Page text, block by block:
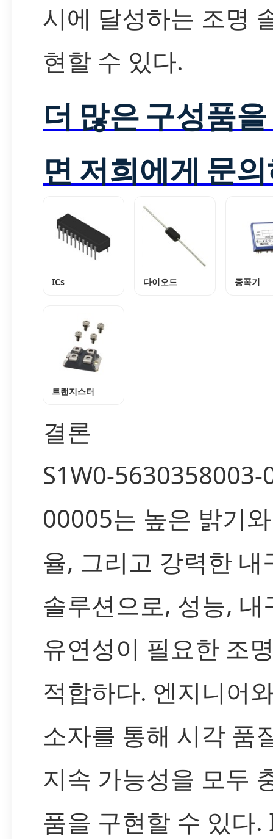
시에 달성하는 조명
현할 수 있다.
더 많은 구성품
면 저희에게 문
ICs 다이오드 증폭기
트랜지스터
결론
S1W0-5630358003-
00005는 높은 밝기
율, 그리고 강력한 내
솔루션으로, 성능, 내
유연성이 필요한 조
적합하다. 엔지니어
소자를 통해 시각 품
지속 가능성을 모두
품을 구현할 수 있다.